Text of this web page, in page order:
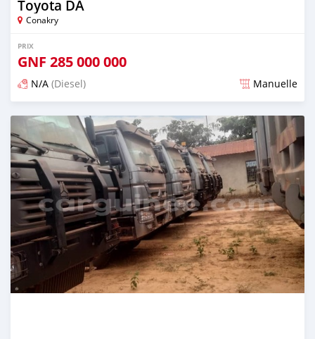
Toyota DA
Conakry
PRIX
GNF 285 000 000
N/A (Diesel) Manuelle
Publié il y a plus d'un an